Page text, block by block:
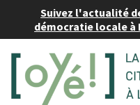
Suivez l'actualité
démocratie locale à